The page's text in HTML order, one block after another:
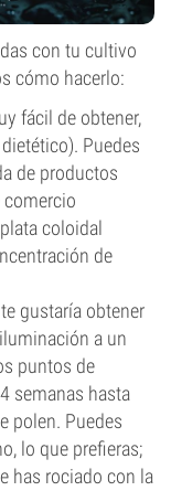
con tu cultivo
cómo hacerlo:
fácil de obtener,
Puedes
de productos
comercio
coloidal
de
gustaría obtener
a un
puntos de
semanas hasta
polen. Puedes
lo que prefieras;
has rociado con la